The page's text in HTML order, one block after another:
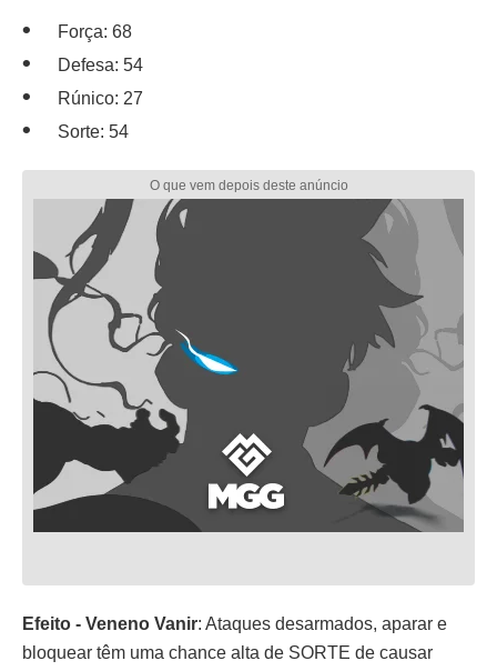
Força: 68
Defesa: 54
Rúnico: 27
Sorte: 54
Efeito - Veneno Vanir: Ataques desarmados, aparar e
bloquear têm uma chance alta de SORTE de causar